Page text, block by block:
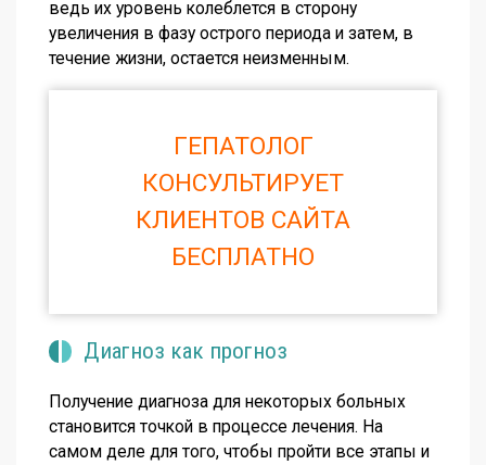
ведь их уровень колеблется в сторону
увеличения в фазу острого периода и затем, в
течение жизни, остается неизменным.
ГЕПАТОЛОГ
КОНСУЛЬТИРУЕТ
КЛИЕНТОВ САЙТА
БЕСПЛАТНО
Диагноз как прогноз
Получение диагноза для некоторых больных
становится точкой в процессе лечения. На
самом деле для того, чтобы пройти все этапы и